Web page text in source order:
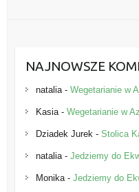
NAJNOWSZE
natalia- Wegetarianie w
Kasia- Wegetarianie w
Dziadek Jurek - Stolica
natalia- Jedziemy do
Monika- Jedziemy do